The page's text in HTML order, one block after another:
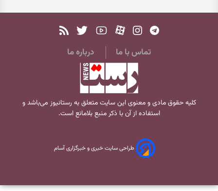
تماس با ما درباره ما
کلیه حقوق مادی و معنوی این سایت متعلق به رستانیوز می‌باشد و
استفاده از آن با ذکر منبع بلامانع است.
طراحی سایت خبری و خبرگزاری آسام